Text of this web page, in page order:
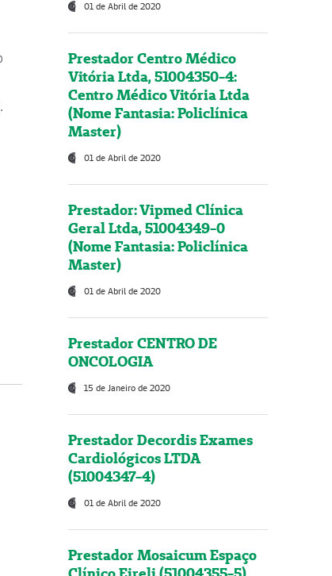
01 de Abril de 2020
Prestador Centro Médico
Vitória Ltda, 51004350-4:
Centro Médico Vitória Ltda
(Nome Fantasia: Policlínica
Master)
01 de Abril de 2020
Prestador: Vipmed Clínica
Geral Ltda, 51004349-0
(Nome Fantasia: Policlínica
Master)
01 de Abril de 2020
Prestador CENTRO DE
ONCOLOGIA
15 de Janeiro de 2020
Prestador Decordis Exames
Cardiológicos LTDA
(51004347-4)
01 de Abril de 2020
Prestador Mosaicum Espaço